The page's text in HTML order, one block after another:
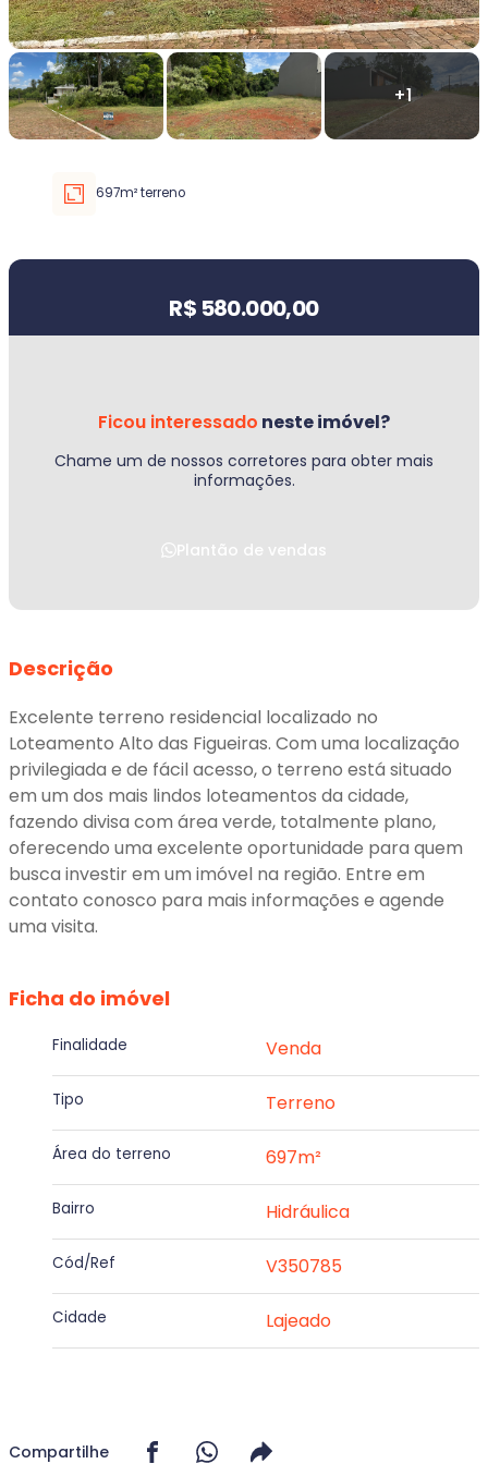
Faixa de valor
30.000,00até5.000.000,00 ou +
697m² terreno
R$ 580.000,00
Ficou interessado neste imóvel?
Chame um de nossos corretores para obter mais
informações.
Plantão de vendas
Descrição
Excelente terreno residencial localizado no
Loteamento Alto das Figueiras. Com uma localização
privilegiada e de fácil acesso, o terreno está situado
em um dos mais lindos loteamentos da cidade,
fazendo divisa com área verde, totalmente plano,
oferecendo uma excelente oportunidade para quem
busca investir em um imóvel na região. Entre em
contato conosco para mais informações e agende
uma visita.
Ficha do imóvel
Finalidade Venda
Tipo Terreno
Área do terreno 697m²
Bairro Hidráulica
Cód/Ref V350785
Cidade Lajeado
Compartilhe